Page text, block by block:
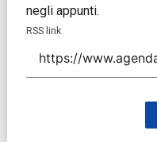
negli appunti.
RSS link